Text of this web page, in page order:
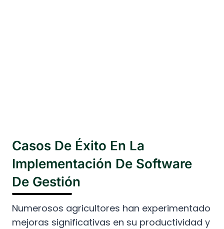
Casos De Éxito En La
Implementación De Software
De Gestión
Numerosos agricultores han experimentado
mejoras significativas en su productividad y